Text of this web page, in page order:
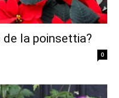
de la poinsettia?
0